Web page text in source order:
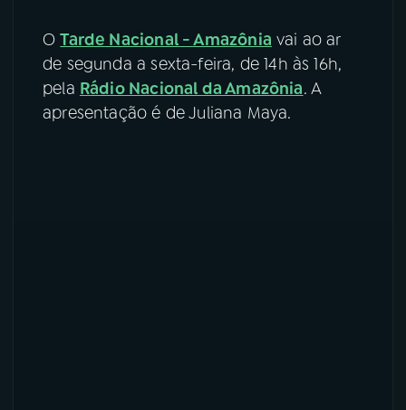
OTarde Nacional - Amazônia vai ao ar
de segunda a sexta-feira, de 14h às 16h,
pela Rádio Nacional da Amazônia. A
apresentação é de Juliana Maya.